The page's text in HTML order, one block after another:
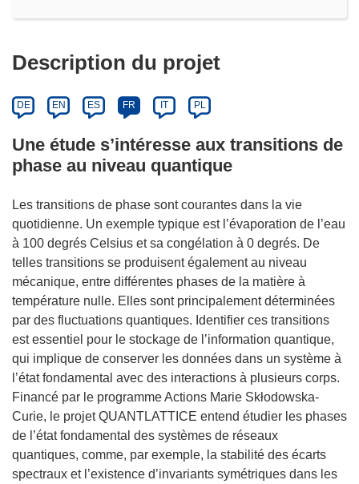
Description du projet
DE EN ES FR IT PL
Une étude s’intéresse aux transitions de
phase au niveau quantique
Les transitions de phase sont courantes dans la vie
quotidienne. Un exemple typique est l’évaporation de l’eau
à 100 degrés Celsius et sa congélation à 0 degrés. De
telles transitions se produisent également au niveau
mécanique, entre différentes phases de la matière à
température nulle. Elles sont principalement déterminées
par des fluctuations quantiques. Identifier ces transitions
est essentiel pour le stockage de l’information quantique,
qui implique de conserver les données dans un système à
l’état fondamental avec des interactions à plusieurs corps.
Financé par le programme Actions Marie Skłodowska-
Curie, le projet QUANTLATTICE entend étudier les phases
de l’état fondamental des systèmes de réseaux
quantiques, comme, par exemple, la stabilité des écarts
spectraux et l’existence d’invariants symétriques dans les